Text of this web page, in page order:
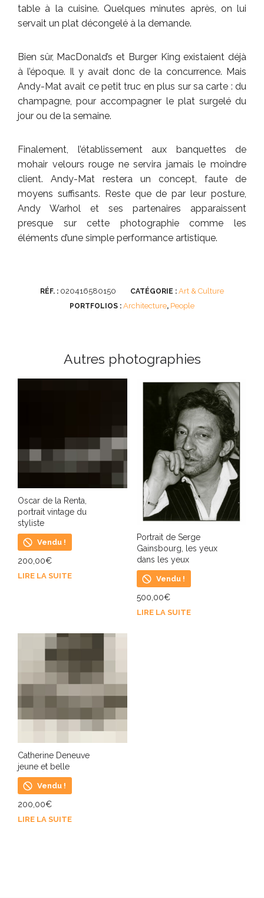
table à la cuisine. Quelques minutes après, on lui
servait un plat décongelé à la demande.
Bien sûr, MacDonald’s et Burger King existaient déjà
à l’époque. Il y avait donc de la concurrence. Mais
Andy-Mat avait ce petit truc en plus sur sa carte : du
champagne, pour accompagner le plat surgelé du
jour ou de la semaine.
Finalement, l’établissement aux banquettes de
mohair velours rouge ne servira jamais le moindre
client. Andy-Mat restera un concept, faute de
moyens suffisants. Reste que de par leur posture,
Andy Warhol et ses partenaires apparaissent
presque sur cette photographie comme les
éléments d’une simple performance artistique.
RÉF. : 020416580150 CATÉGORIE : Art & Culture
PORTFOLIOS : Architecture, People
Autres photographies
Oscar de la Renta,
portrait vintage du
styliste
Vendu !
200,00€
LIRE LA SUITE
Portrait de Serge
Gainsbourg, les yeux
dans les yeux
Vendu !
500,00€
LIRE LA SUITE
Catherine Deneuve
jeune et belle
Vendu !
200,00€
LIRE LA SUITE